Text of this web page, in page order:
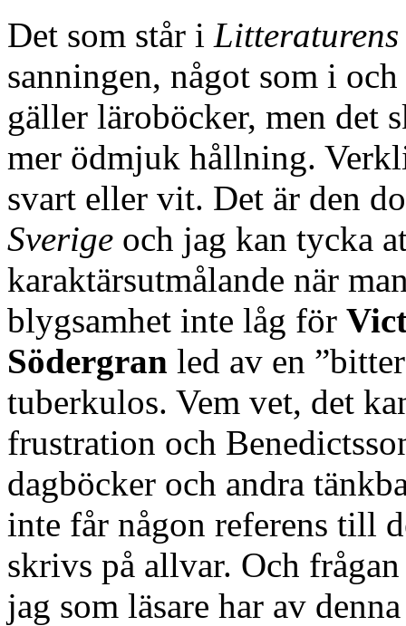
Det som står i
sanningen, något som i
gäller läroböcker, men det
mer ödmjuk hållning.
svart eller vit. Det är den
Sverige och jag kan tycka
karaktärsutmålande när
blygsamhet inte låg för
Södergran led av en
tuberkulos. Vem vet, det
frustration och
dagböcker och andra
inte får någon referens till
skrivs på allvar. Och
jag som läsare har av